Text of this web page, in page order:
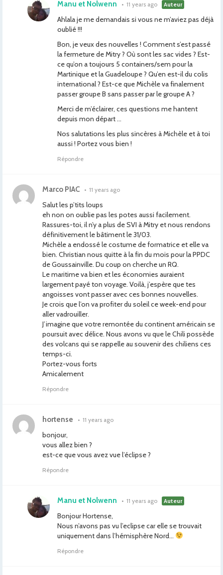
Manu et Nolwenn • 11 years ago Auteur
Ahlala je me demandais si vous ne m’aviez pas déjà
oublié !!!
Bon, je veux des nouvelles ! Comment s’est passé
la fermeture de Mitry ? Où sont les sac vides ? Est-
ce qu’on a toujours 5 containers/sem pour la
Martinique et la Guadeloupe ? Qu’en est-il du colis
international ? Est-ce que Michèle va finalement
passer groupe B sans passer par le groupe A ?
Merci de m’éclairer, ces questions me hantent
depuis mon départ …
Nos salutations les plus sincères à Michèle et à toi
aussi ! Portez vous bien !
Répondre
Marco PIAC • 11 years ago
Salut les p’tits loups
eh non on oublie pas les potes aussi facilement.
Rassures-toi, il n’y a plus de SVI à Mitry et nous rendons
définitivement le bâtiment le 31/03.
Michèle a endossé le costume de formatrice et elle va
bien. Christian nous quitte à la fin du mois pour la PPDC
de Goussainville. Du coup on cherche un RQ.
Le maritime va bien et les économies auraient
largement payé ton voyage. Voilà, j’espère que tes
angoisses vont passer avec ces bonnes nouvelles.
Je crois que l’on va profiter du soleil ce week-end pour
aller vadrouiller.
J’imagine que votre remontée du continent américain se
poursuit avec délice. Nous avons vu que le Chili possède
des volcans qui se rappelle au souvenir des chiliens ces
temps-ci.
Portez-vous forts
Amicalement
Répondre
hortense • 11 years ago
bonjour,
vous allez bien ?
est-ce que vous avez vue l’éclipse ?
Répondre
Manu et Nolwenn • 11 years ago Auteur
Bonjour Hortense,
Nous n’avons pas vu l’eclipse car elle se trouvait
uniquement dans l’hémisphère Nord…
Répondre